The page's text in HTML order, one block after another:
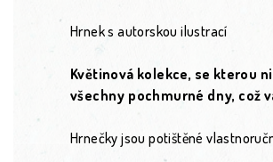
Hrnek s autorskou ilustrací
Květinová kolekce, se kterou
všechny pochmurné dny, což
Hrnečky jsou potištěné